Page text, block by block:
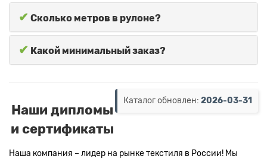
✔ Сколько метров в рулоне?
✔ Какой минимальный заказ?
Каталог обновлен: 2026-03-31
Наши дипломы
и сертификаты
Наша компания – лидер на рынке текстиля в России! Мы